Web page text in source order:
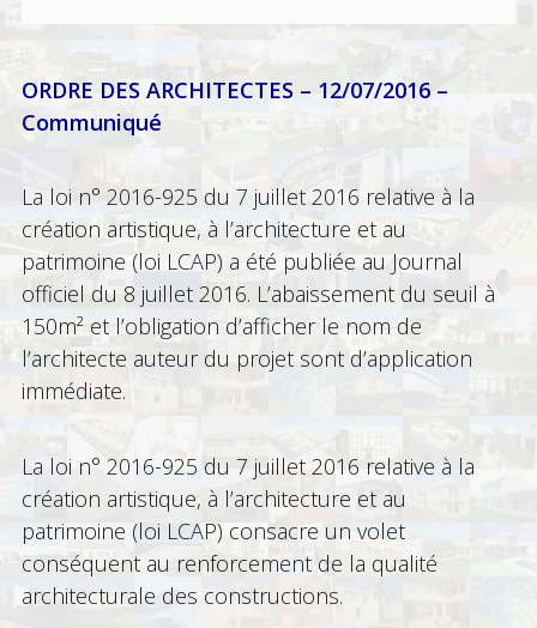
ORDRE DES ARCHITECTES – 12/07/2016 –
Communiqué
La loi n° 2016-925 du 7 juillet 2016 relative à la
création artistique, à l’architecture et au
patrimoine (loi LCAP) a été publiée au Journal
officiel du 8 juillet 2016. L’abaissement du seuil à
150m² et l’obligation d’afficher le nom de
l’architecte auteur du projet sont d’application
immédiate.
La loi n° 2016-925 du 7 juillet 2016 relative à la
création artistique, à l’architecture et au
patrimoine (loi LCAP) consacre un volet
conséquent au renforcement de la qualité
architecturale des constructions.